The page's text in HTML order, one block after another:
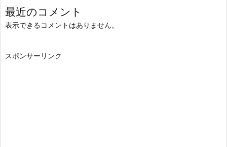
最近のコメント
表示できるコメントはありません。
スポンサーリンク